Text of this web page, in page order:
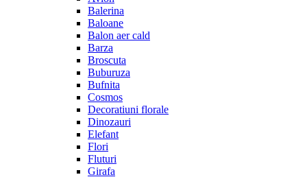
Balerina
Baloane
Balon aer cald
Barza
Broscuta
Buburuza
Bufnita
Cosmos
Decoratiuni florale
Dinozauri
Elefant
Flori
Fluturi
Girafa